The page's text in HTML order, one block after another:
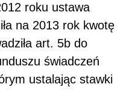
roku ustawa
na 2013 rok kwotę
art. 5b do
świadczeń
ustalając stawki